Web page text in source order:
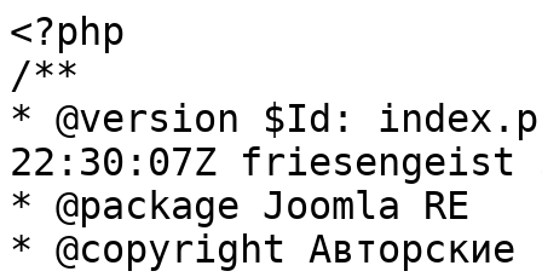
<?php
/**
* @version $Id:
22:30:07Z friesengeist
* @package Joomla RE
* @copyright Авторские